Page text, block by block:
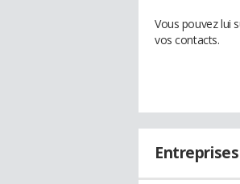
Vous pouvez lui
vos contacts.
Entreprises